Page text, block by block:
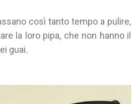
così tanto tempo a pulire,
la loro pipa, che non hanno il
guai.